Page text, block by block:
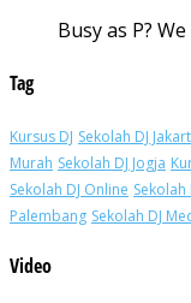
Busy as P?
Tag
Kursus DJ Sekolah DJ
Murah Sekolah DJ Jogja
Sekolah DJ Online Sekolah
Palembang Sekolah DJ
Video